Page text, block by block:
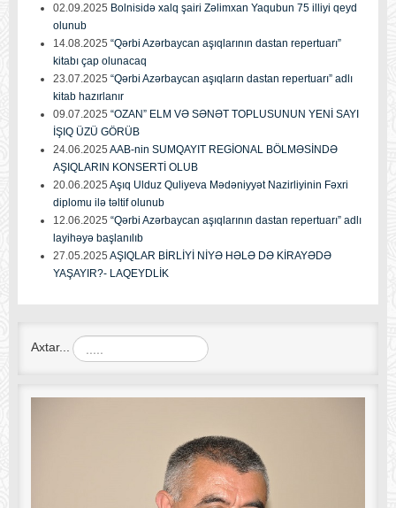
02.09.2025 Bolnisidə xalq şairi Zəlimxan Yaqubun 75 illiyi qeyd
olunub
14.08.2025 “Qərbi Azərbaycan aşıqlarının dastan repertuarı”
kitabı çap olunacaq
23.07.2025 “Qərbi Azərbaycan aşıqların dastan repertuarı” adlı
kitab hazırlanır
09.07.2025 “OZAN” ELM VƏ SƏNƏT TOPLUSUNUN YENİ SAYI
İŞIQ ÜZÜ GÖRÜB
24.06.2025 AAB-nin SUMQAYIT REGİONAL BÖLMƏSİNDƏ
AŞIQLARIN KONSERTİ OLUB
20.06.2025 Aşıq Ulduz Quliyeva Mədəniyyət Nazirliyinin Fəxri
diplomu ilə təltif olunub
12.06.2025 “Qərbi Azərbaycan aşıqlarının dastan repertuarı” adlı
layihəyə başlanılıb
27.05.2025 AŞIQLAR BİRLİYİ NİYƏ HƏLƏ DƏ KİRAYƏDƏ
YAŞAYIR?- LAQEYDLİK
Axtar...